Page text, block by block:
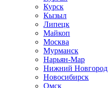
Курск
Кызыл
Липецк
Майкоп
Москва
Мурманск
Нарьян-Мар
Нижний Новгород
Новосибирск
Омск